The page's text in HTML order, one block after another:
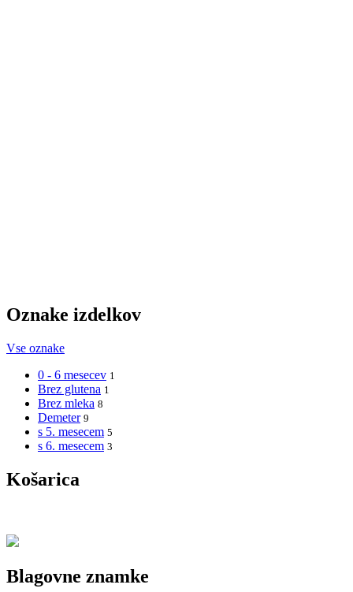
Oznake izdelkov
Vse oznake
0 - 6 mesecev 1
Brez glutena 1
Brez mleka 8
Demeter 9
s 5. mesecem 5
s 6. mesecem 3
Košarica
Blagovne znamke